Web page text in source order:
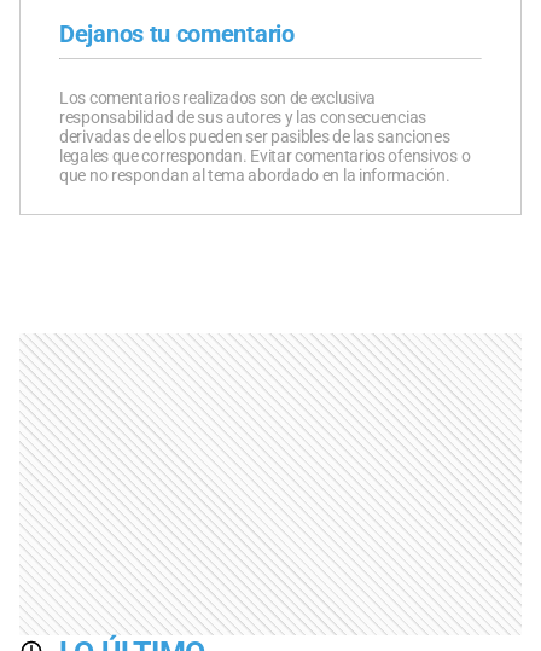
Dejanos tu comentario
Los comentarios realizados son de exclusiva
responsabilidad de sus autores y las consecuencias
derivadas de ellos pueden ser pasibles de las sanciones
legales que correspondan. Evitar comentarios ofensivos o
que no respondan al tema abordado en la información.